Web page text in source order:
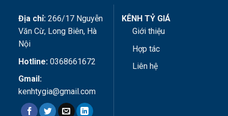
Địa chỉ:266/17 Nguyễn
Văn Cừ, Long Biên, Hà
Nội
Hotline:0368661672
Gmail:
kenhtygia@gmail.com
KÊNH TỶ GIÁ
Giới thiệu
Hợp tác
Liên hệ